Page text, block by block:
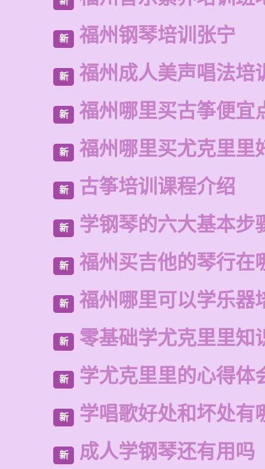
新 福州钢琴培训张宁
新 福州成人美声唱法培
新 福州哪里买古筝便宜
新 福州哪里买尤克里里
新 古筝培训课程介绍
新 学钢琴的六大基本步
新 福州买吉他的琴行在
新 福州哪里可以学乐器
新 零基础学尤克里里知
新 学尤克里里的心得体
新 学唱歌好处和坏处有
新 成人学钢琴还有用吗